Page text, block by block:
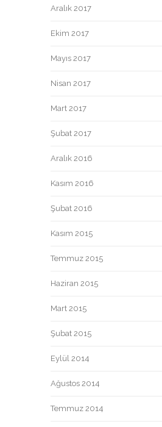
Aralık 2017
Ekim 2017
Mayıs 2017
Nisan 2017
Mart 2017
Şubat 2017
Aralık 2016
Kasım 2016
Şubat 2016
Kasım 2015
Temmuz 2015
Haziran 2015
Mart 2015
Şubat 2015
Eylül 2014
Ağustos 2014
Temmuz 2014